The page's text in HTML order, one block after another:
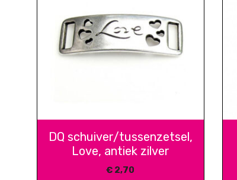
DQ schuiver/tussenzetsel,
Love, antiek zilver
€ 2,70